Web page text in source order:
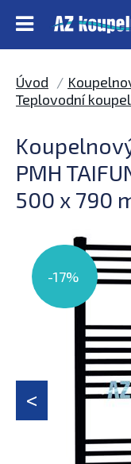
Úvod
Teplovodní
PMH
500 x 790
-17%